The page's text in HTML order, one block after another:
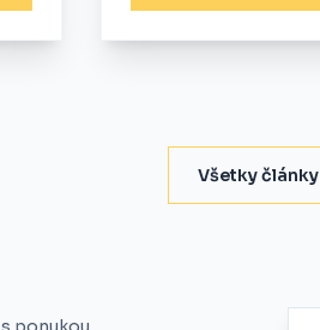
Všetky články